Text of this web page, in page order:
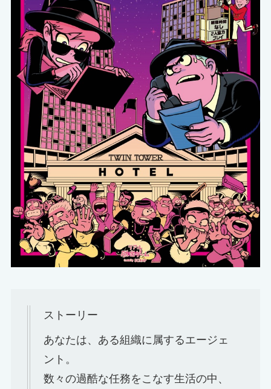
ストーリー
あなたは、ある組織に属するエージェ
ント。
数々の過酷な任務をこなす生活の中、